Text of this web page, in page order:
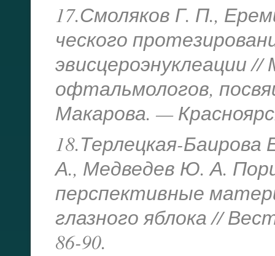
17.Смоляков Г. П.,
ческого
эвисцероэнуклеации
офтальмологов,
Макарова. —
18.Терлецкая-
А., Медведев Ю. А.
перспективные
глазного яблока //
86-90.